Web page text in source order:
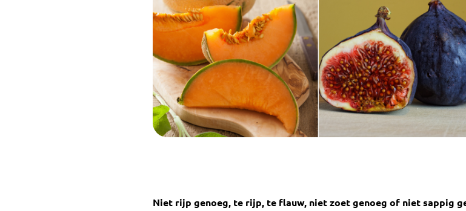
Niet rijp genoeg, te rijp, te flauw, niet zoet genoeg of niet sappig